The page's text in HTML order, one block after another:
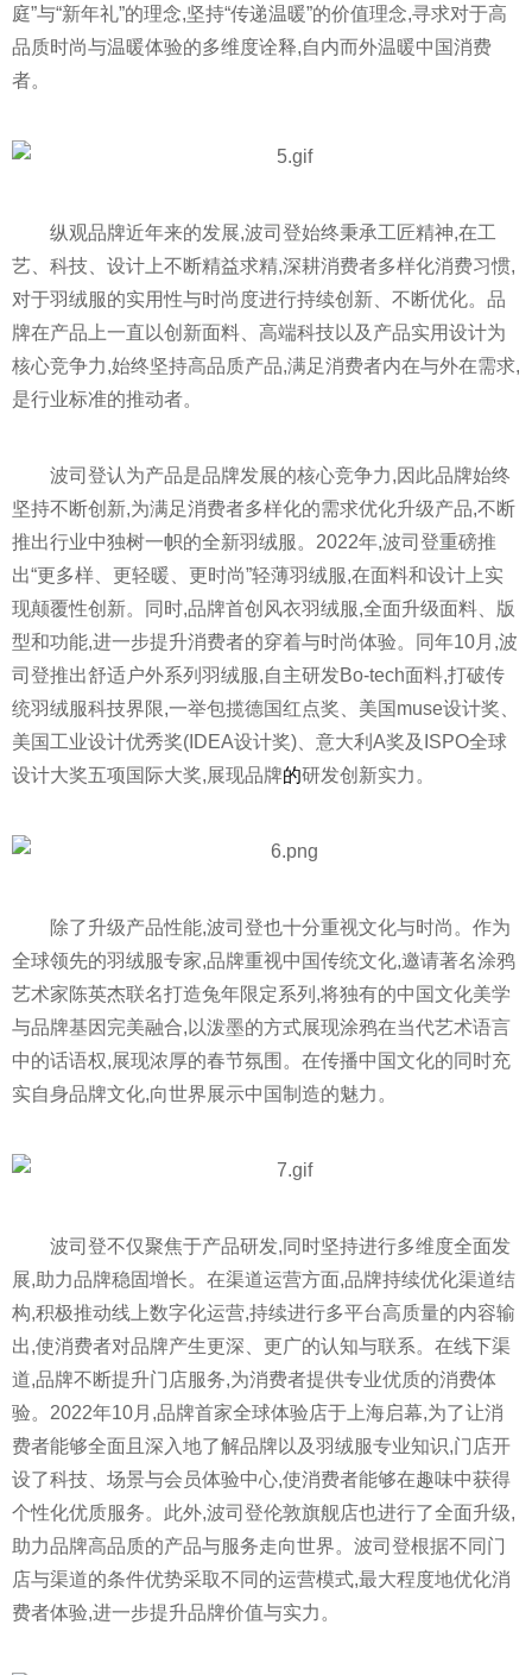
庭”与“新年礼”的理念,坚持“传递温暖”的价值理念,寻求对于高
品质时尚与温暖体验的多维度诠释,自内而外温暖中国消费
者。
纵观品牌近年来的发展,波司登始终秉承工匠精神,在工
艺、科技、设计上不断精益求精,深耕消费者多样化消费习惯,
对于羽绒服的实用性与时尚度进行持续创新、不断优化。品
牌在产品上一直以创新面料、高端科技以及产品实用设计为
核心竞争力,始终坚持高品质产品,满足消费者内在与外在需求,
是行业标准的推动者。
波司登认为产品是品牌发展的核心竞争力,因此品牌始终
坚持不断创新,为满足消费者多样化的需求优化升级产品,不断
推出行业中独树一帜的全新羽绒服。2022年,波司登重磅推
出“更多样、更轻暖、更时尚”轻薄羽绒服,在面料和设计上实
现颠覆性创新。同时,品牌首创风衣羽绒服,全面升级面料、版
型和功能,进一步提升消费者的穿着与时尚体验。同年10月,波
司登推出舒适户外系列羽绒服,自主研发Bo-tech面料,打破传
统羽绒服科技界限,一举包揽德国红点奖、美国muse设计奖、
美国工业设计优秀奖(IDEA设计奖)、意大利A奖及ISPO全球
设计大奖五项国际大奖,展现品牌的研发创新实力。
除了升级产品性能,波司登也十分重视文化与时尚。作为
全球领先的羽绒服专家,品牌重视中国传统文化,邀请著名涂鸦
艺术家陈英杰联名打造兔年限定系列,将独有的中国文化美学
与品牌基因完美融合,以泼墨的方式展现涂鸦在当代艺术语言
中的话语权,展现浓厚的春节氛围。在传播中国文化的同时充
实自身品牌文化,向世界展示中国制造的魅力。
波司登不仅聚焦于产品研发,同时坚持进行多维度全面发
展,助力品牌稳固增长。在渠道运营方面,品牌持续优化渠道结
构,积极推动线上数字化运营,持续进行多平台高质量的内容输
出,使消费者对品牌产生更深、更广的认知与联系。在线下渠
道,品牌不断提升门店服务,为消费者提供专业优质的消费体
验。2022年10月,品牌首家全球体验店于上海启幕,为了让消
费者能够全面且深入地了解品牌以及羽绒服专业知识,门店开
设了科技、场景与会员体验中心,使消费者能够在趣味中获得
个性化优质服务。此外,波司登伦敦旗舰店也进行了全面升级,
助力品牌高品质的产品与服务走向世界。波司登根据不同门
店与渠道的条件优势采取不同的运营模式,最大程度地优化消
费者体验,进一步提升品牌价值与实力。